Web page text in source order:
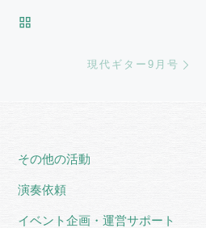
現代ギター9月号
その他の活動
演奏依頼
イベント企画・運営サポート